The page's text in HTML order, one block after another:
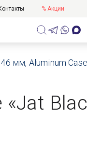
% Акции
мм, Aluminum